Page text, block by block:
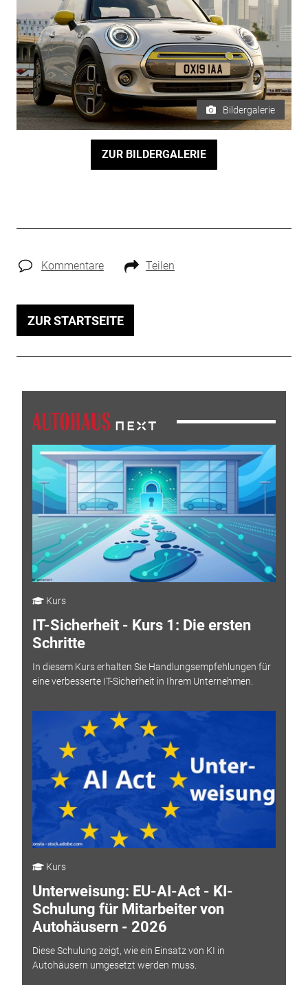
Bildergalerie
ZUR BILDERGALERIE
Kommentare Teilen
ZUR STARTSEITE
Kurs
IT-Sicherheit - Kurs 1: Die ersten
Schritte
In diesem Kurs erhalten Sie Handlungsempfehlungen für
eine verbesserte IT-Sicherheit in Ihrem Unternehmen.
Kurs
Unterweisung: EU-AI-Act - KI-
Schulung für Mitarbeiter von
Autohäusern - 2026
Diese Schulung zeigt, wie ein Einsatz von KI in
Autohäusern umgesetzt werden muss.